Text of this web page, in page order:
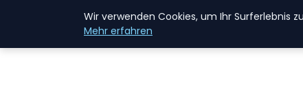
28. Juli 2026
Wir verwenden Cookies, um Ihr Surferlebnis
Mehr erfahren